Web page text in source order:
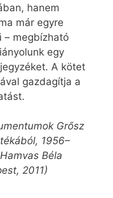
hanem
már egyre
– megbízható
egy
A kötet
gazdagítja a
Grősz
1956–
Béla
2011)